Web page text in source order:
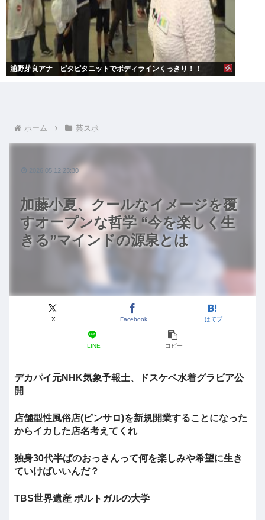
浦野芽良アナ ピタピタニットでボディラインくっきり！！
ホーム 芸スポ
加藤小夏、クールなイメージを覆
すオープンな哲学 “今を楽しく生
きる”マインドの源泉とは
X Facebook はてブ
LINE コピー
2026.05.12 23:30
デカパイ元NHK気象予報士、ドスケベ水着グラビア公
開
店舗型性風俗店(ピンサロ)を新規開業することになった
からイカした店名考えてくれ
独身30代半ばのおっさんって何を楽しみや希望に生き
ていけばいいんだ？
TBS世界遺産 ポルトガルの大学